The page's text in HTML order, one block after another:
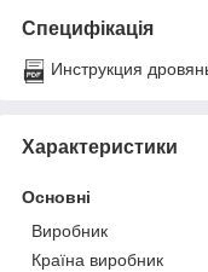
Специфікація
Инструкция
Характеристики
Основні
Виробник
Країна виробник